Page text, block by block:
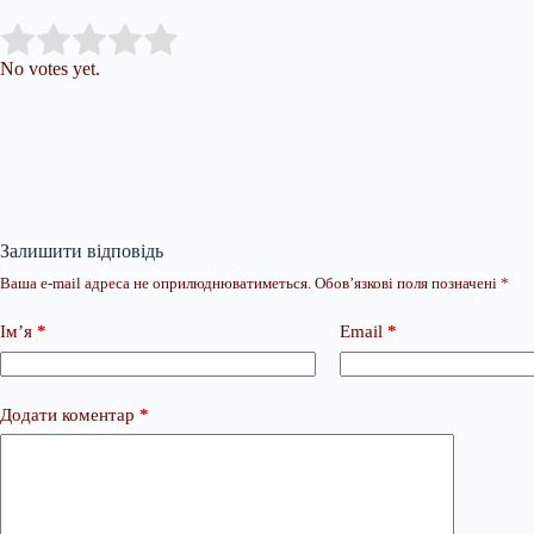
Rate this item:
No votes yet.
Залишити відповідь
Ваша e-mail адреса не оприлюднюватиметься. Обов’язкові поля позначені *
Ім’я * Email *
Додати коментар *